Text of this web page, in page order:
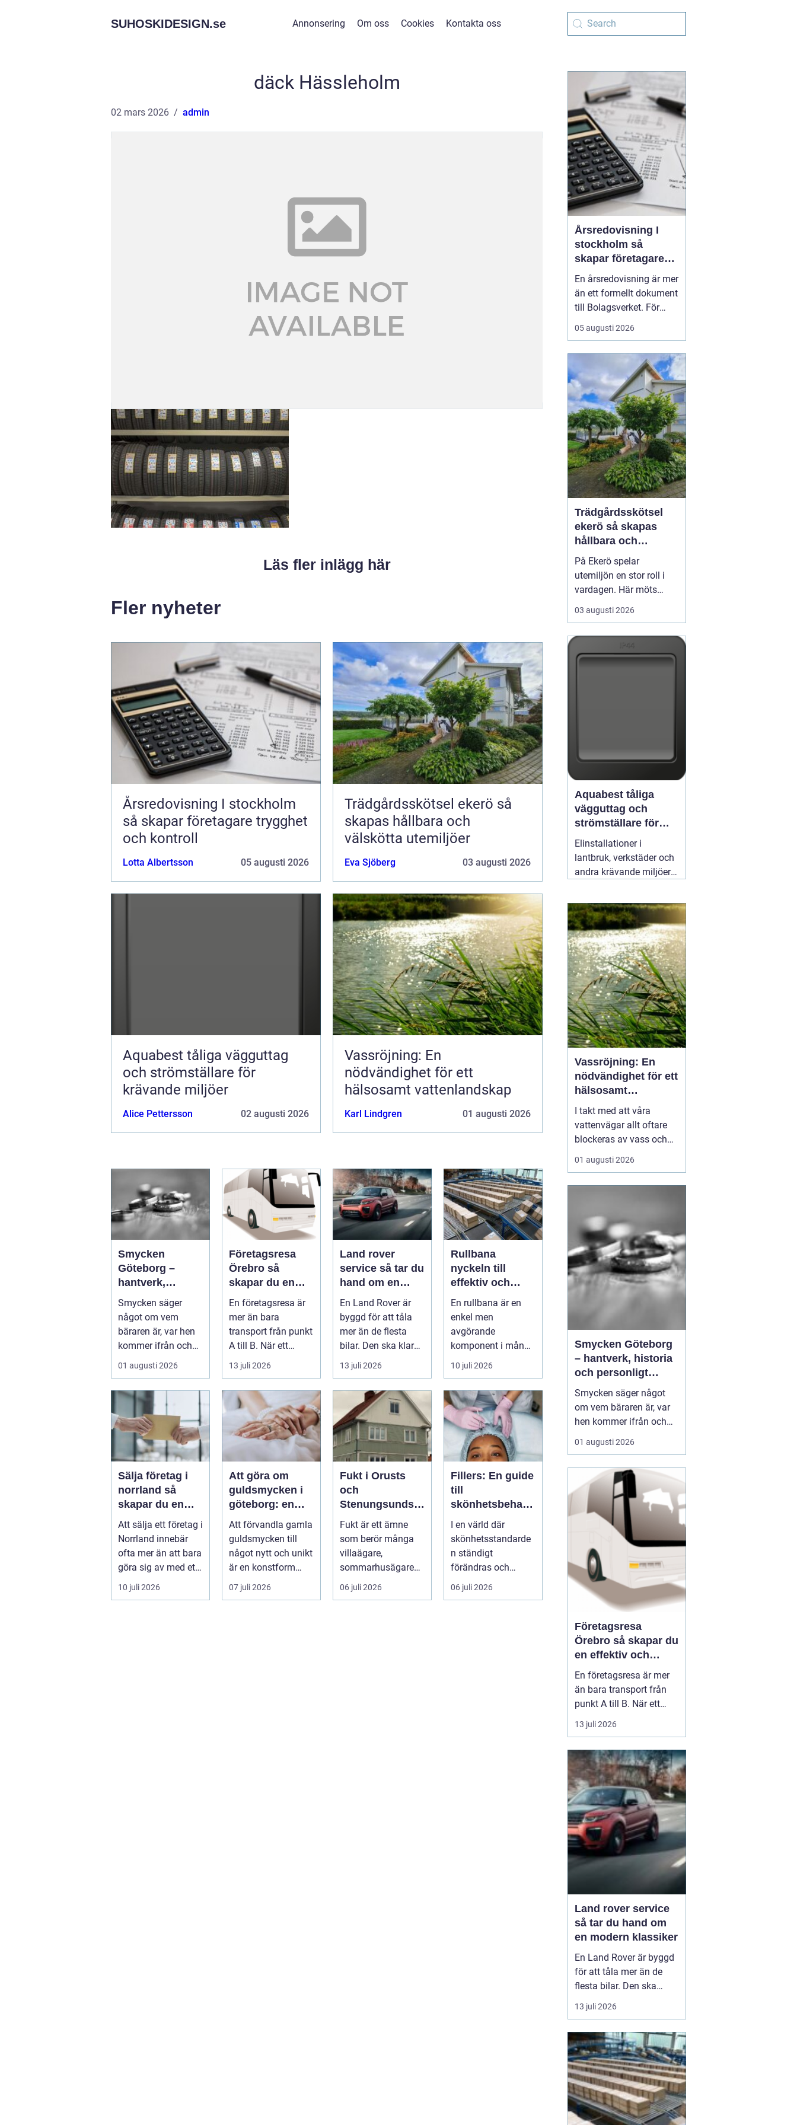
SUHOSKIDESIGN.se Annonsering Om oss Cookies Kontakta oss
däck Hässleholm
02 mars 2026 admin
Läs fler inlägg här
Fler nyheter
Årsredovisning I stockholm
så skapar företagare trygghet
och kontroll
Lotta Albertsson 05 augusti 2026
Trädgårdsskötsel ekerö så
skapas hållbara och
välskötta utemiljöer
Eva Sjöberg 03 augusti 2026
Aquabest tåliga vägguttag
och strömställare för
krävande miljöer
Alice Pettersson 02 augusti 2026
Vassröjning: En
nödvändighet för ett
hälsosamt vattenlandskap
Karl Lindgren 01 augusti 2026
Smycken
Göteborg –
hantverk,
historia och
personligt
uttryck
Smycken säger
något om vem
bäraren är, var hen
kommer ifrån och
vad som &...
01 augusti 2026
Företagsresa
Örebro så
skapar du en
effektiv och
minnesvärd resa
En företagsresa är
mer än bara
transport från punkt
A till B. När ett
företag planerar en
resa för m...
13 juli 2026
Land rover
service så tar du
hand om en
modern
klassiker
En Land Rover är
byggd för att tåla
mer än de flesta
bilar. Den ska klara
motorväg,
stadstrafik, gru...
13 juli 2026
Rullbana
nyckeln till
effektiv och
säker hantering
av gods
En rullbana är en
enkel men
avgörande
komponent i många
moderna
verksamheter. Den
används för att fl...
10 juli 2026
Sälja företag i
norrland så
skapar du en
trygg affär från
start till mål
Att sälja ett företag i
Norrland innebär
ofta mer än att bara
göra sig av med ett
bolag. För många
ä...
10 juli 2026
Att göra om
guldsmycken i
göteborg: en
konst att förnya
det gamla
Att förvandla gamla
guldsmycken till
något nytt och unikt
är en konstform
som kombinerar
traditionel...
07 juli 2026
Fukt i Orusts
och
Stenungsunds
hus: Så
upptäcker och
åtgärdar du
problemet
Fukt är ett ämne
som berör många
villaägare,
sommarhusägare
och bosta...
06 juli 2026
Fillers: En guide
till
skönhetsbehand
lingar i
Stockholm
I en värld där
skönhetsstandarde
n ständigt
förändras och
utvecklingen ...
06 juli 2026
Årsredovisning I
stockholm så
skapar företagare
trygghet och
kontroll
En årsredovisning är mer
än ett formellt dokument
till Bolagsverket. För
många företagare i
Stockholm är den ett
ett underlag för nya
beslut och ett krav som
måste bli rätt från
början. När tidsbrist,
regelverk och osäkerhet
...
05 augusti 2026
Trädgårdsskötsel
ekerö så skapas
hållbara och
välskötta utemiljöer
På Ekerö spelar
utemiljön en stor roll i
vardagen. Här möts
natur, vatten och
bebyggelse på ett sätt
innergårdar och
grönområden extra
03 augusti 2026
Aquabest tåliga
vägguttag och
strömställare för
krävande miljöer
Elinstallationer i
lantbruk, verkstäder och
andra krävande miljöer
i ett vanligt bostadsrum.
Fukt, damm, spån och
mekaniskt slitage kan
snabbt skapa problem
om komponenterna inte
är rätt valda.02 augusti
2026
Vassröjning: En
nödvändighet för ett
hälsosamt
vattenlandskap
I takt med att våra
vattenvägar allt oftare
blockeras av vass och
andra vattenväxter, ökar
också behovet av
praktiska lösningarna är
vass...
01 augusti 2026
Smycken Göteborg
– hantverk, historia
och personligt
uttryck
Smycken säger något
om vem bäraren är, var
hen kommer ifrån och
vad som är viktigt i livet.
I en stad som Göteborg,
hamnstadens råa
historia och moderna
kreativitet, blir smycken
ofta en...
01 augusti 2026
Företagsresa
Örebro så skapar du
en effektiv och
minnesvärd resa
En företagsresa är mer
än bara transport från
punkt A till B. När ett
företag planerar en resa
för medarbetare eller
att bygga relationer,
stärka varumärket och
använda tiden på resan
på ett klokt sätt. När
startpunkten är Örebr...
13 juli 2026
Land rover service
så tar du hand om
en modern klassiker
En Land Rover är byggd
för att tåla mer än de
flesta bilar. Den ska
klara motorväg,
stadstrafik, grusvägar
Samtidigt är den full av
avancerad teknik, från
fyrhjulsdrift och
luftfjädring till moderna
säkerhetssystem. För att
bi...
13 juli 2026